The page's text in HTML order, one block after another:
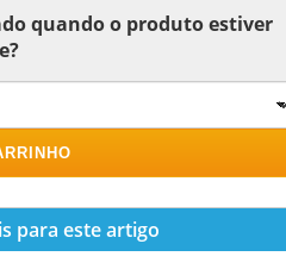
quando o produto estiver
para este artigo